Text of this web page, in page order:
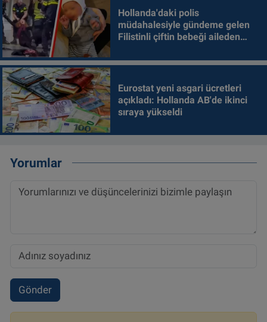
Hollanda'daki polis
müdahalesiyle gündeme gelen
Filistinli çiftin bebeği aileden
Eurostat yeni asgari ücretleri
açıkladı: Hollanda AB'de ikinci
sıraya yükseldi
Yorumlar
Gönder